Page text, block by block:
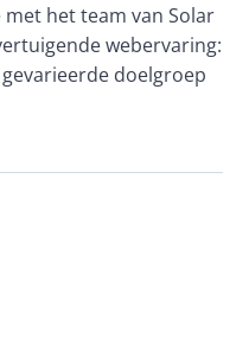
het team van Solar
webervaring:
doelgroep